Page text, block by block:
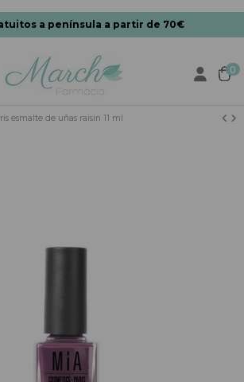
a península a partir de 70€
0
esmalte de uñas raisin 11 ml